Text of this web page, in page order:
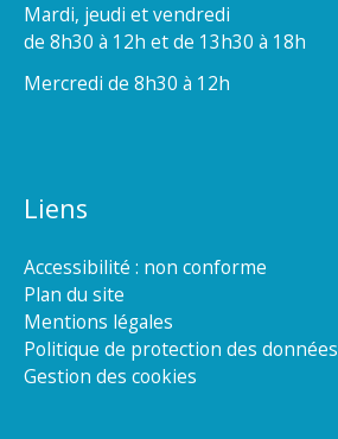
Mardi, jeudi et vendredi
de 8h30 à 12h et de 13h30 à 18h
Mercredi de 8h30 à 12h
Liens
Accessibilité : non conforme
Plan du site
Mentions légales
Politique de protection des données
Gestion des cookies